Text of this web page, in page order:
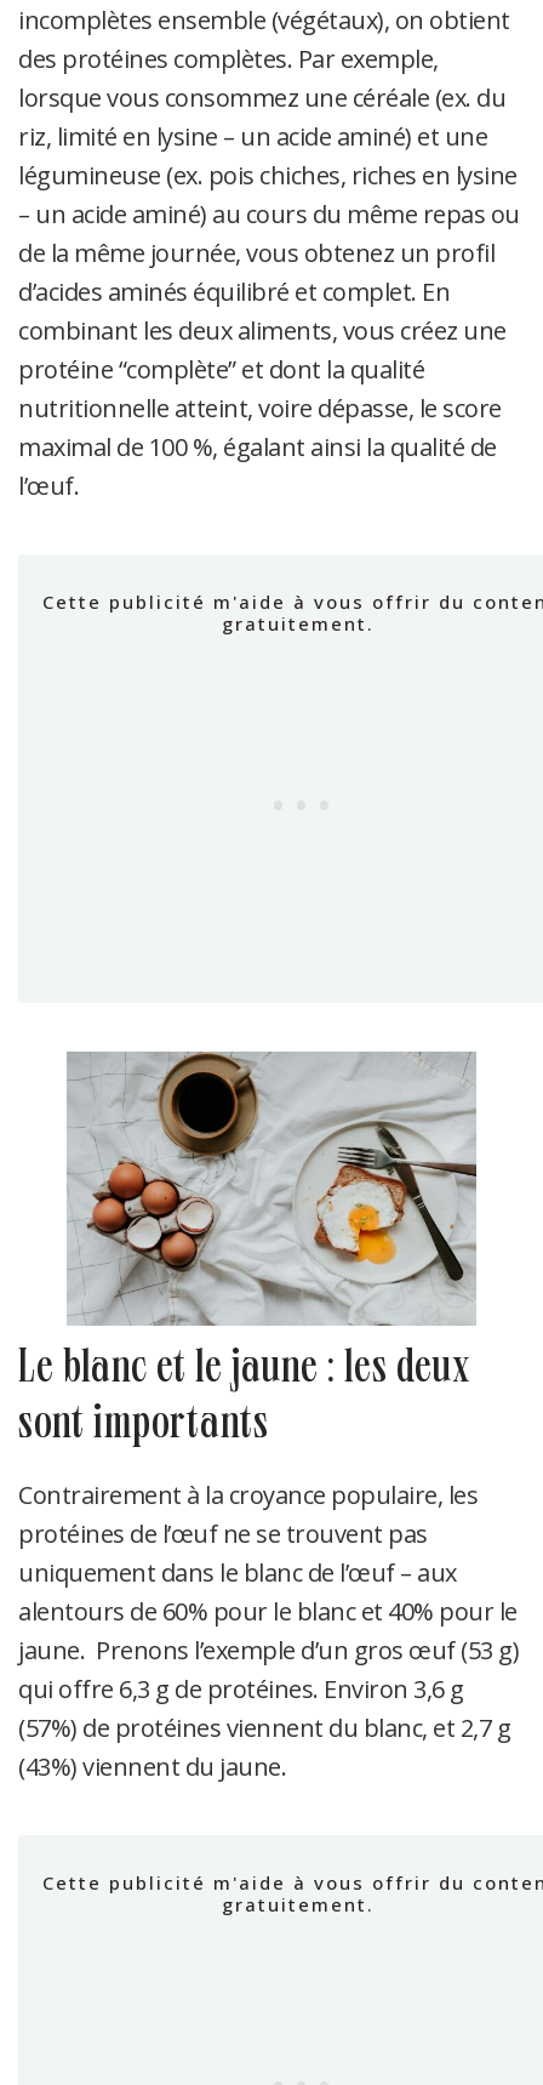
incomplètes ensemble (végétaux), on obtient
des protéines complètes. Par exemple,
lorsque vous consommez une céréale (ex. du
riz, limité en lysine – un acide aminé) et une
légumineuse (ex. pois chiches, riches en lysine
– un acide aminé) au cours du même repas ou
de la même journée, vous obtenez un profil
d’acides aminés équilibré et complet. En
combinant les deux aliments, vous créez une
protéine “complète” et dont la qualité
nutritionnelle atteint, voire dépasse, le score
maximal de 100 %, égalant ainsi la qualité de
l’œuf.
le blanc et le jaune : les deux
sont importants
Contrairement à la croyance populaire, les
protéines de l’œuf ne se trouvent pas
uniquement dans le blanc de l’œuf – aux
alentours de 60% pour le blanc et 40% pour le
jaune. Prenons l’exemple d’un gros œuf (53 g)
qui offre 6,3 g de protéines. Environ 3,6 g
(57%) de protéines viennent du blanc, et 2,7 g
(43%) viennent du jaune.